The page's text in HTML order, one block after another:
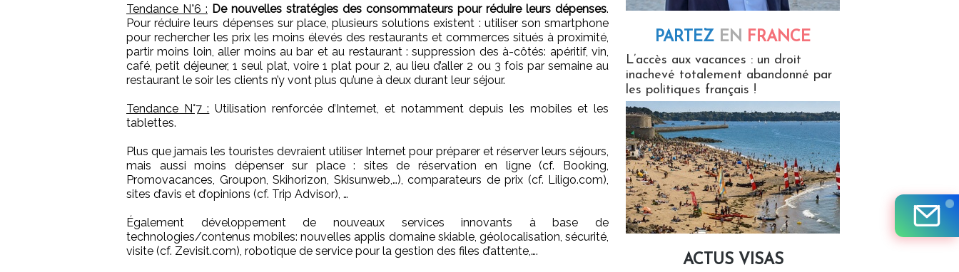
Tendance N°6 : De nouvelles stratégies des consommateurs pour réduire leurs dépenses.
Pour réduire leurs dépenses sur place, plusieurs solutions existent : utiliser son smartphone
pour rechercher les prix les moins élevés des restaurants et commerces situés à proximité,
partir moins loin, aller moins au bar et au restaurant : suppression des à-côtés: apéritif, vin,
café, petit déjeuner, 1 seul plat, voire 1 plat pour 2, au lieu d’aller 2 ou 3 fois par semaine au
restaurant le soir les clients n’y vont plus qu’une à deux durant leur séjour.
Tendance N°7 : Utilisation renforcée d’Internet, et notamment depuis les mobiles et les
tablettes.
Plus que jamais les touristes devraient utiliser Internet pour préparer et réserver leurs séjours,
mais aussi moins dépenser sur place : sites de réservation en ligne (cf. Booking,
Promovacances, Groupon, Skihorizon, Skisunweb,…), comparateurs de prix (cf. Liligo.com),
sites d’avis et d’opinions (cf. Trip Advisor), …
Également développement de nouveaux services innovants à base de
technologies/contenus mobiles: nouvelles applis domaine skiable, géolocalisation, sécurité,
visite (cf. Zevisit.com), robotique de service pour la gestion des files d’attente,….
PARTEZ EN FRANCE
L’accès aux vacances : un droit
inachevé totalement abandonné par
les politiques français !
ACTUS VISAS